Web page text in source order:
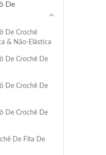
De
De Crochê
& Não-Elástica
De Crochê De
De Crochê De
De Crochê De
De Fita De